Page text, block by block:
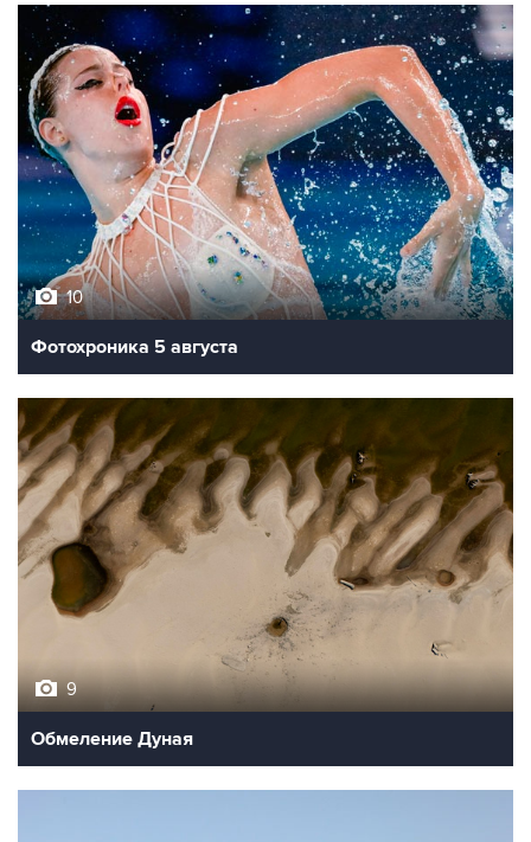
10
Фотохроника 5 августа
9
Обмеление Дуная